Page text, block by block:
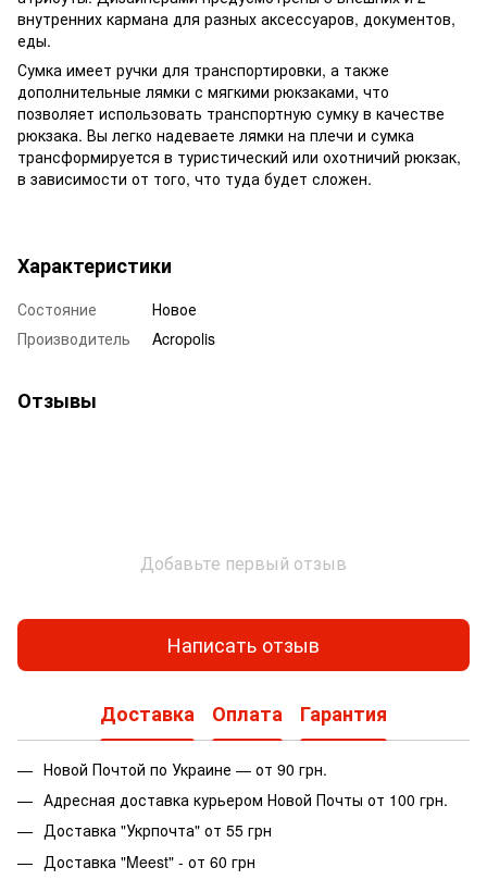
внутренних кармана для разных аксессуаров, документов,
еды.
Сумка имеет ручки для транспортировки, а также
дополнительные лямки с мягкими рюкзаками, что
позволяет использовать транспортную сумку в качестве
рюкзака. Вы легко надеваете лямки на плечи и сумка
трансформируется в туристический или охотничий рюкзак,
в зависимости от того, что туда будет сложен.
Характеристики
Состояние
Новое
Производитель
Acropolis
Отзывы
Добавьте первый отзыв
Написать отзыв
Доставка Оплата Гарантия
Новой Почтой по Украине — от 90 грн.
Адресная доставка курьером Новой Почты от 100 грн.
Доставка "Укрпочта" от 55 грн
Доставка "Meest" - от 60 грн